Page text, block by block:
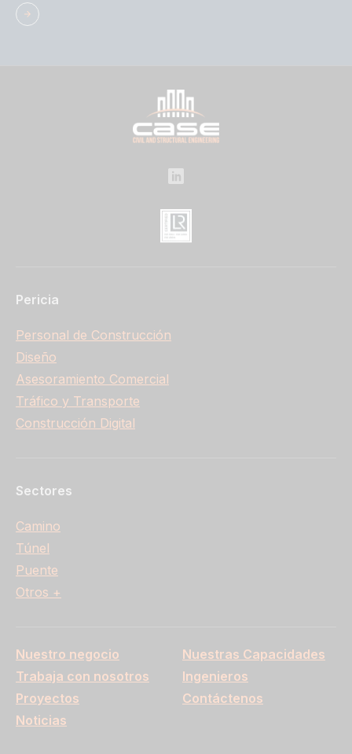
Pericia
Personal de Construcción
Diseño
Asesoramiento Comercial
Tráfico y Transporte
Construcción Digital
Sectores
Camino
Túnel
Puente
Otros +
Nuestro negocio
Trabaja con nosotros
Proyectos
Noticias
Nuestras Capacidades
Ingenieros
Contáctenos